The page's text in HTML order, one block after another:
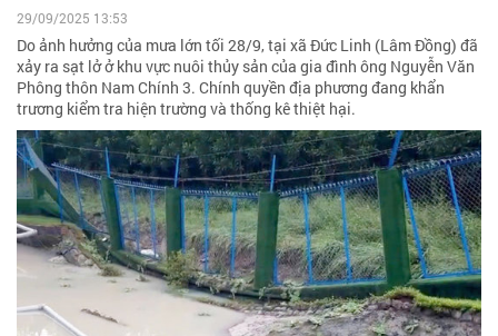
29/09/2025 13:53
Do ảnh hưởng của mưa lớn tối 28/9, tại xã Đức Linh (Lâm Đồng) đã
xảy ra sạt lở ở khu vực nuôi thủy sản của gia đình ông Nguyễn Văn
Phông thôn Nam Chính 3. Chính quyền địa phương đang khẩn
trương kiểm tra hiện trường và thống kê thiệt hại.